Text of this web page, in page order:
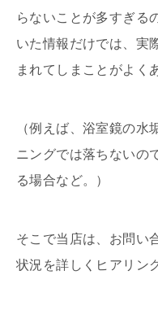
らないことが多すぎる
いた情報だけでは、実
まれてしまことがよく
（例えば、浴室鏡の水
ニングでは落ちないの
る場合など。）
そこで当店は、お問い
状況を詳しくヒアリン